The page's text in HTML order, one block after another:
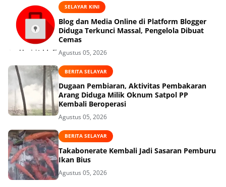
SELAYAR KINI
Blog dan Media Online di Platform Blogger
Diduga Terkunci Massal, Pengelola Dibuat
Cemas
Agustus 05, 2026
BERITA SELAYAR
Dugaan Pembiaran, Aktivitas Pembakaran
Arang Diduga Milik Oknum Satpol PP
Kembali Beroperasi
Agustus 05, 2026
BERITA SELAYAR
Takabonerate Kembali Jadi Sasaran Pemburu
Ikan Bius
Agustus 05, 2026